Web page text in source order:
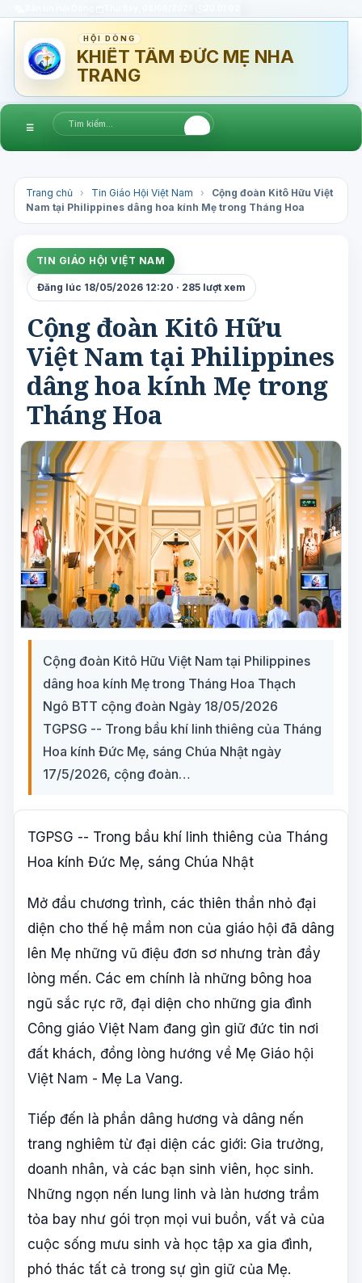
HỘI DÒNG
KHIẾT TÂM ĐỨC MẸ NHA
TRANG
☰
Trang chủ › Tin Giáo Hội Việt Nam ›
Cộng đoàn Kitô Hữu Việt
Nam tại Philippines dâng hoa kính Mẹ trong Tháng Hoa
TIN GIÁO HỘI VIỆT NAM
Đăng lúc 18/05/2026 12:20 · 285 lượt xem
Cộng đoàn Kitô Hữu
Việt Nam tại Philippines
dâng hoa kính Mẹ trong
Tháng Hoa
Cộng đoàn Kitô Hữu Việt Nam tại Philippines
dâng hoa kính Mẹ trong Tháng Hoa Thạch
Ngô BTT cộng đoàn Ngày 18/05/2026
TGPSG -- Trong bầu khí linh thiêng của Tháng
Hoa kính Đức Mẹ, sáng Chúa Nhật ngày
17/5/2026, cộng đoàn…
TGPSG -- Trong bầu khí linh thiêng của Tháng
Hoa kính Đức Mẹ, sáng Chúa Nhật
Mở đầu chương trình, các thiên thần nhỏ đại
diện cho thế hệ mầm non của giáo hội đã dâng
lên Mẹ những vũ điệu đơn sơ nhưng tràn đầy
lòng mến. Các em chính là những bông hoa
ngũ sắc rực rỡ, đại diện cho những gia đình
Công giáo Việt Nam đang gìn giữ đức tin nơi
đất khách, đồng lòng hướng về Mẹ Giáo hội
Việt Nam - Mẹ La Vang.
Tiếp đến là phần dâng hương và dâng nến
trang nghiêm từ đại diện các giới: Gia trưởng,
doanh nhân, và các bạn sinh viên, học sinh.
Những ngọn nến lung linh và làn hương trầm
tỏa bay như gói trọn mọi vui buồn, vất vả của
cuộc sống mưu sinh và học tập xa gia đình,
phó thác tất cả trong sự gìn giữ của Mẹ.